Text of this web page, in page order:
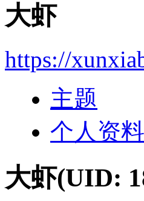
大虾
https://
主题
个人资料
大虾(UID: